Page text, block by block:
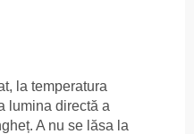
la temperatura
lumina directă a
A nu se lăsa la